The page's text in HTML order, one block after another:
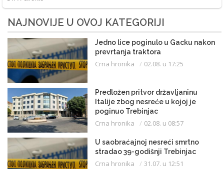
NAJNOVIJE U OVOJ KATEGORIJI
Jedno lice poginulo u Gacku nakon
prevrtanja traktora
Crna hronika 02.08. u 17:25
Predložen pritvor državljaninu
Italije zbog nesreće u kojoj je
poginuo Trebinjac
Crna hronika 02.08. u 08:57
U saobraćajnoj nesreći smrtno
stradao 39-godišnji Trebinjac
Crna hronika 31.07. u 12:51